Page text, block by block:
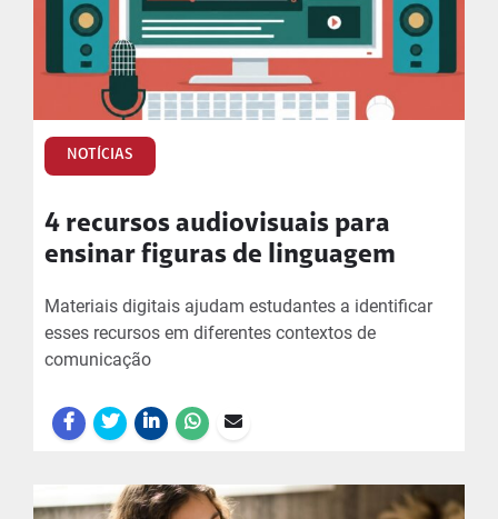
NOTÍCIAS
4 recursos audiovisuais para
ensinar figuras de linguagem
Materiais digitais ajudam estudantes a identificar
esses recursos em diferentes contextos de
comunicação